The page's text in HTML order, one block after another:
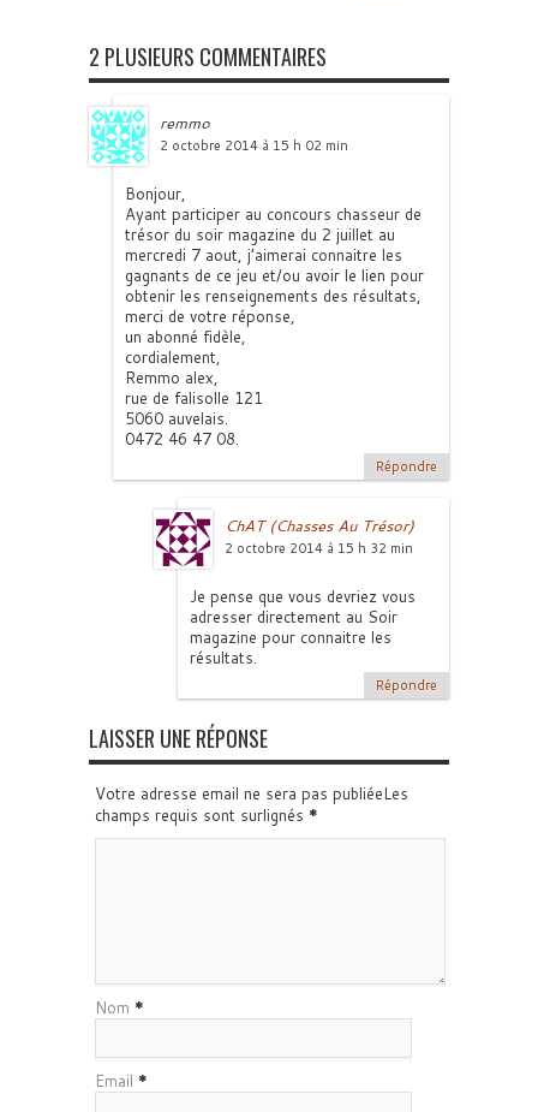
2 PLUSIEURS COMMENTAIRES
remmo
2 octobre 2014 à 15 h 02 min
Bonjour,
Ayant participer au concours chasseur de
trésor du soir magazine du 2 juillet au
mercredi 7 aout, j’aimerai connaitre les
gagnants de ce jeu et/ou avoir le lien pour
obtenir les renseignements des résultats,
merci de votre réponse,
un abonné fidèle,
cordialement,
Remmo alex,
rue de falisolle 121
5060 auvelais.
0472 46 47 08.
Répondre
ChAT (Chasses Au Trésor)
2 octobre 2014 à 15 h 32 min
Je pense que vous devriez vous
adresser directement au Soir
magazine pour connaitre les
résultats.
Répondre
LAISSER UNE RÉPONSE
Votre adresse email ne sera pas publiéeLes
champs requis sont surlignés *
Nom *
Email *